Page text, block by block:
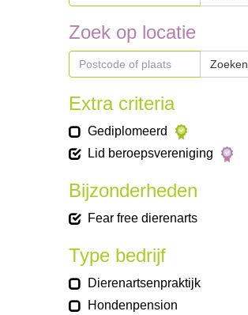
Zoek op locatie
Zoeken
Extra criteria
Gediplomeerd
Lid beroepsvereniging
Bijzonderheden
Fear free dierenarts
Type bedrijf
Dierenartsenpraktijk
Hondenpension